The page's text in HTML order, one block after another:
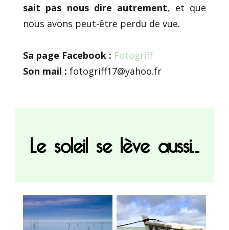
sait pas nous dire autrement, et que
nous avons peut-être perdu de vue.
Sa page Facebook : Fotogriff
Son mail : fotogriff17@yahoo.fr
Le soleil se lève aussi...